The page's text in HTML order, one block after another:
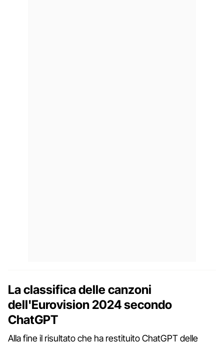
La classifica delle canzoni
dell'Eurovision 2024 secondo
ChatGPT
Alla fine il risultato che ha restituito ChatGPT delle